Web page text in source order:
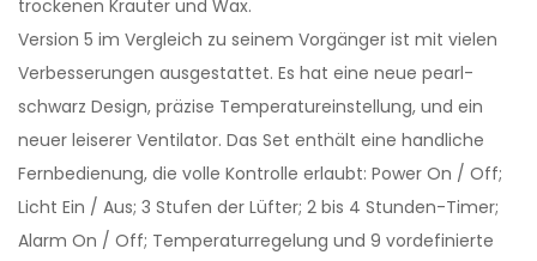
trockenen Krauter und Wax.
Version 5 im Vergleich zu seinem Vorgänger ist mit vielen
Verbesserungen ausgestattet. Es hat eine neue pearl-
schwarz Design, präzise Temperatureinstellung, und ein
neuer leiserer Ventilator. Das Set enthält eine handliche
Fernbedienung, die volle Kontrolle erlaubt: Power On / Off;
Licht Ein / Aus; 3 Stufen der Lüfter; 2 bis 4 Stunden-Timer;
Alarm On / Off; Temperaturregelung und 9 vordefinierte